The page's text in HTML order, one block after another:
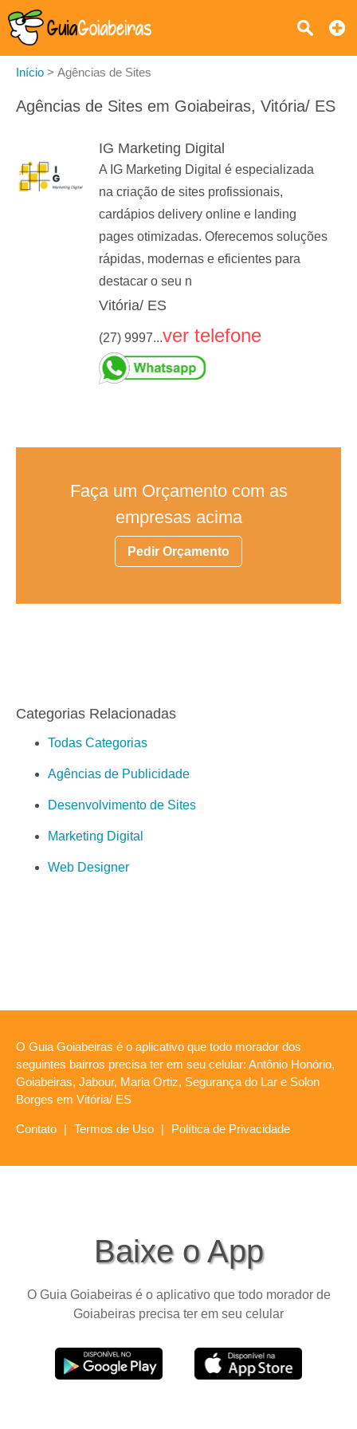
Início > Agências de Sites
Agências de Sites em Goiabeiras, Vitória/ ES
IG Marketing Digital
A IG Marketing Digital é especializada
na criação de sites profissionais,
cardápios delivery online e landing
pages otimizadas. Oferecemos soluções
rápidas, modernas e eficientes para
destacar o seu n
Vitória/ ES
(27) 9997...ver telefone
Faça um Orçamento com as
empresas acima
Pedir Orçamento
Categorias Relacionadas
Todas Categorias
Agências de Publicidade
Desenvolvimento de Sites
Marketing Digital
Web Designer
O Guia Goiabeiras é o aplicativo que todo morador dos
seguintes bairros precisa ter em seu celular: Antônio Honório,
Goiabeiras, Jabour, Maria Ortiz, Segurança do Lar e Solon
Borges em Vitória/ ES
Contato | Termos de Uso | Política de Privacidade
Baixe o App
O Guia Goiabeiras é o aplicativo que todo morador de
Goiabeiras precisa ter em seu celular